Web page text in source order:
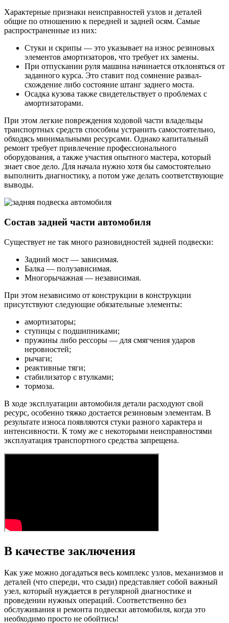
Характерные признаки неисправностей узлов и деталей
общие по отношению к передней и задней осям. Самые
распространенные из них:
Стуки и скрипы — это указывает на износ резиновых
элементов амортизаторов, что требует их замены.
При отпускании руля машина начинается отклоняться от
заданного курса. Это ставит под сомнение развал-
схождение либо состояние штанг заднего моста.
Осадка кузова также свидетельствует о проблемах с
амортизаторами.
При этом легкие повреждения ходовой части владельцы
транспортных средств способны устранить самостоятельно,
обходясь минимальными ресурсами. Однако капитальный
ремонт требует привлечение профессионального
оборудования, а также участия опытного мастера, который
знает свое дело. Для начала нужно хотя бы самостоятельно
выполнить диагностику, а потом уже делать соответствующие
выводы.
Состав задней части автомобиля
Существует не так много разновидностей задней подвески:
Задний мост — зависимая.
Балка — полузависимая.
Многорычажная — независимая.
При этом независимо от конструкции в конструкции
присутствуют следующие обязательные элементы:
амортизаторы;
ступицы с подшипниками;
пружины либо рессоры — для смягчения ударов
неровностей;
рычаги;
реактивные тяги;
стабилизатор с втулками;
тормоза.
В ходе эксплуатации автомобиля детали расходуют свой
ресурс, особенно тяжко достается резиновым элементам. В
результате износа появляются стуки разного характера и
интенсивности. К тому же с некоторыми неисправностями
эксплуатация транспортного средства запрещена.
В качестве заключения
Как уже можно догадаться весь комплекс узлов, механизмов и
деталей (что спереди, что сзади) представляет собой важный
узел, который нуждается в регулярной диагностике и
проведении нужных операций. Соответственно без
обслуживания и ремонта подвески автомобиля, когда это
необходимо просто не обойтись!